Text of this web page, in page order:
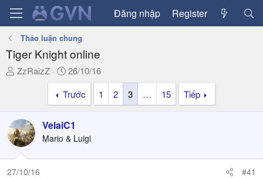
Đăng nhập Register
Thảo luận chung
Tiger Knight online
T
a
d
s
t
a
ZzRaizZ
N
g
à
y
g
ử
i
26/10/16
Trước
1 2 3 … 15 Tiếp
VelaiC1
Mario & Luigi
27/10/16 #41